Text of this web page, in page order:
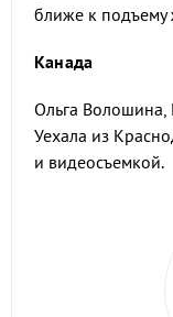
ближе к подъему
Канада
Ольга Волошина,
Уехала из
и видеосъемкой.